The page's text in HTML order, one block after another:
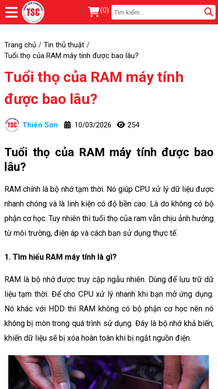
(0)
Trang chủ
Tin thủ thuật
Tuổi thọ của RAM máy tính được bao lâu?
Tuổi thọ của RAM máy tính
được bao lâu?
Thiên Sơn 10/03/2026 254
Tuổi thọ của RAM máy tính được bao
lâu?
RAM chính là bộ nhớ tạm thời. Nó giúp CPU xử lý dữ liệu được
nhanh chóng và là linh kiện có độ bền cao. Là do không có bộ
phận cơ học. Tuy nhiên thì tuổi thọ của ram vẫn chịu ảnh hưởng
từ môi trường, điện áp và cách bạn sử dụng thực tế.
1. Tìm hiểu RAM máy tính là gì?
RAM là bộ nhớ được truy cập ngẫu nhiên. Dùng để lưu trữ dữ
liệu tạm thời. Để cho CPU xử lý nhanh khi bạn mở ứng dụng.
Nó khác với HDD thì RAM không có bộ phận cơ học nên nó
không bị mòn trong quá trình sử dụng. Đây là bộ nhớ khả biến,
khiến dữ liệu sẽ bị xóa hoàn toàn khi bị ngắt nguồn điện.